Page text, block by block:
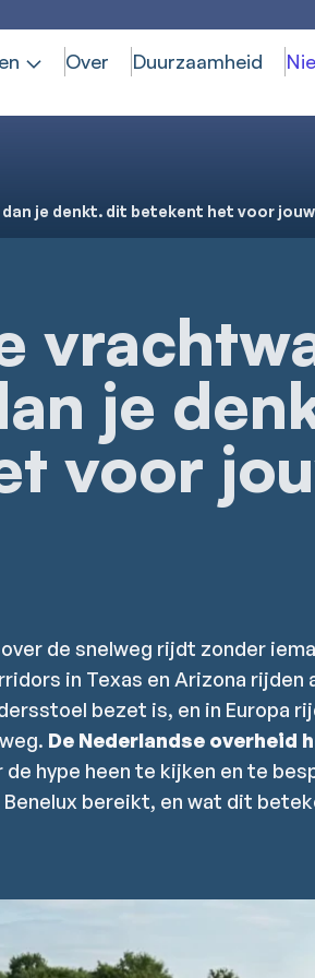
Over Duurzaamheid
je denkt. dit betekent het voor
je
voor
de snelweg rijdt zonder
in Texas en Arizona
bezet is, en in Europa
De Nederlandse overheid
de hype heen te kijken en te
bereikt, en wat dit